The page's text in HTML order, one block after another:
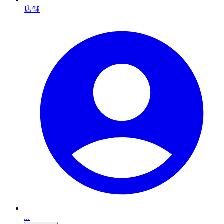
店舗
...